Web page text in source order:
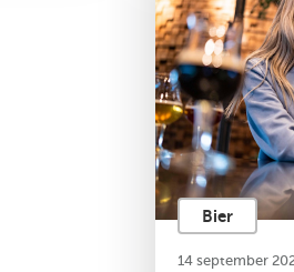
Bier
14 september